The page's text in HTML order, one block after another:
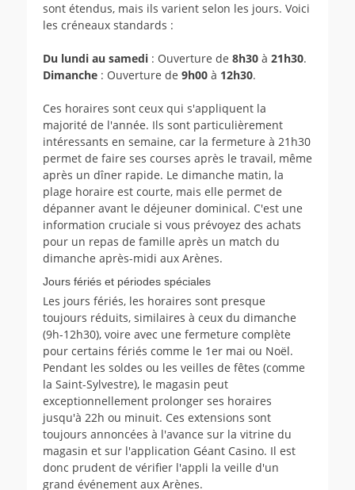
sont étendus, mais ils varient selon les jours. Voici
les créneaux standards :
Du lundi au samedi : Ouverture de 8h30 à 21h30.
Dimanche : Ouverture de 9h00 à 12h30.
Ces horaires sont ceux qui s'appliquent la
majorité de l'année. Ils sont particulièrement
intéressants en semaine, car la fermeture à 21h30
permet de faire ses courses après le travail, même
après un dîner rapide. Le dimanche matin, la
plage horaire est courte, mais elle permet de
dépanner avant le déjeuner dominical. C'est une
information cruciale si vous prévoyez des achats
pour un repas de famille après un match du
dimanche après-midi aux Arènes.
Jours fériés et périodes spéciales
Les jours fériés, les horaires sont presque
toujours réduits, similaires à ceux du dimanche
(9h-12h30), voire avec une fermeture complète
pour certains fériés comme le 1er mai ou Noël.
Pendant les soldes ou les veilles de fêtes (comme
la Saint-Sylvestre), le magasin peut
exceptionnellement prolonger ses horaires
jusqu'à 22h ou minuit. Ces extensions sont
toujours annoncées à l'avance sur la vitrine du
magasin et sur l'application Géant Casino. Il est
donc prudent de vérifier l'appli la veille d'un
grand événement aux Arènes.